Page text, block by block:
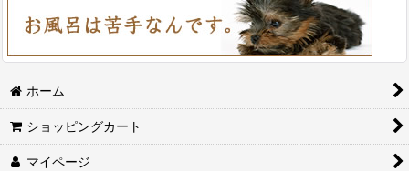
ホーム
ショッピングカート
マイページ